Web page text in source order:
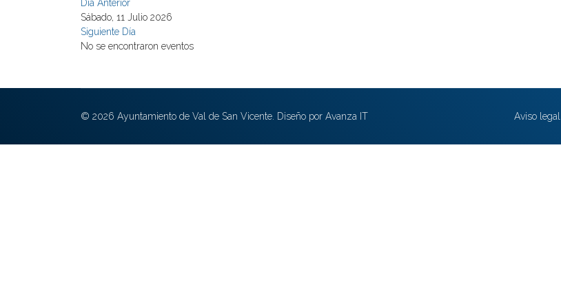
Día Anterior
Sábado, 11 Julio 2026
Siguiente Día
No se encontraron eventos
© 2026 Ayuntamiento de Val de San Vicente. Diseño por Avanza IT Aviso legal